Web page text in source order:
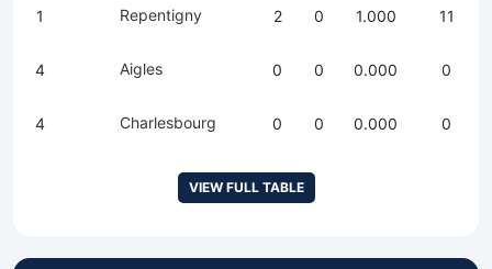
1 Repentigny 2 0 1.000 11
4 Aigles 0 0 0.000 0
4 Charlesbourg 0 0 0.000 0
VIEW FULL TABLE